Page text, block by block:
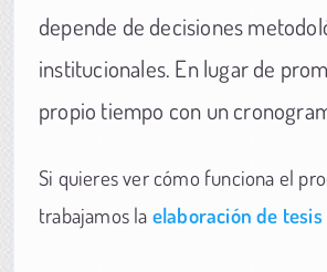
depende de decisiones
institucionales. En lugar de
propio tiempo con un
Si quieres ver cómo funciona el
trabajamos la elaboración de tesis